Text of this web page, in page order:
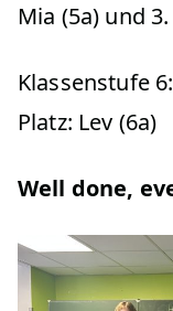
Mia (5a) und
Klassenstufe
Platz: Lev (6a)
Well done,